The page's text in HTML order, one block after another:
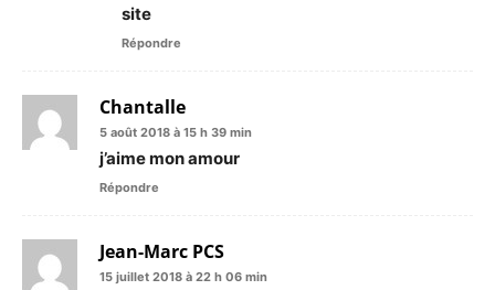
site
Répondre
Chantalle
5 août 2018 à 15 h 39 min
j’aime mon amour
Répondre
Jean-Marc PCS
15 juillet 2018 à 22 h 06 min